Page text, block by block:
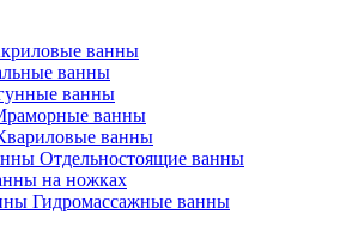
ванны
ванны
ванны
ванны
ванны
Отдельностоящие ванны
на ножках
Гидромассажные ванны